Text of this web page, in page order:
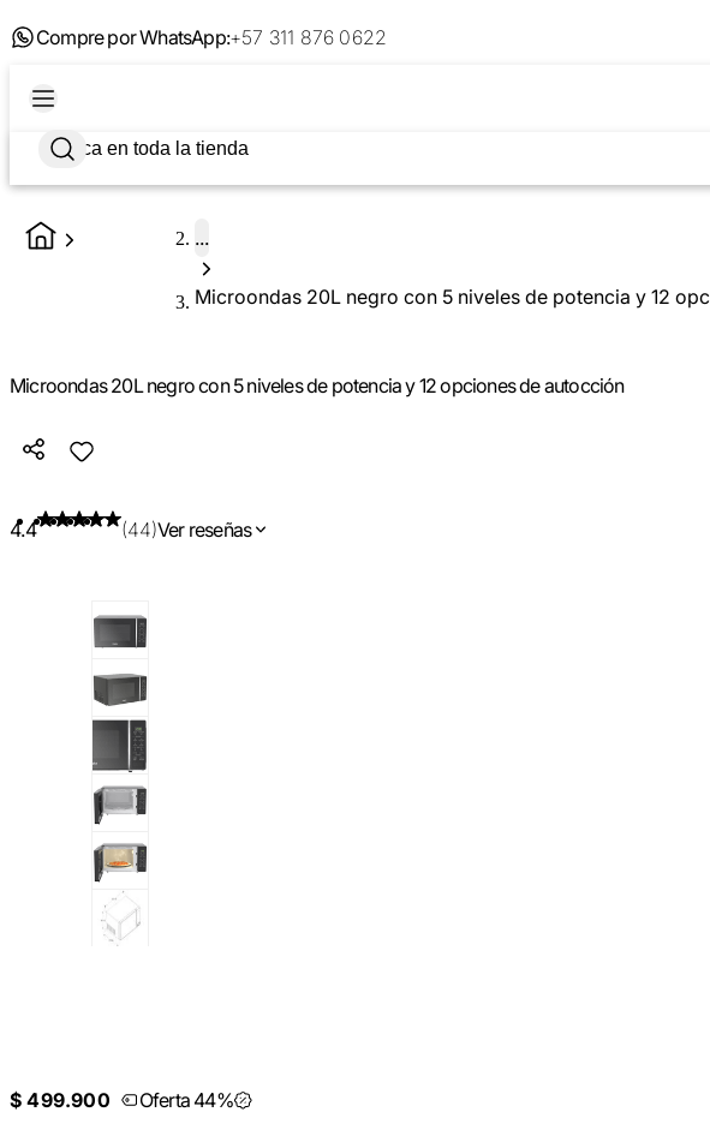
Compre por WhatsApp:+57 311 876 0622
...
Microondas 20L negro con 5 niveles de potencia y 12
Microondas 20L negro con 5 niveles de potencia y 12 opciones de autocción
4.4 (44)Ver reseñas
$ 499.900
Oferta 44%